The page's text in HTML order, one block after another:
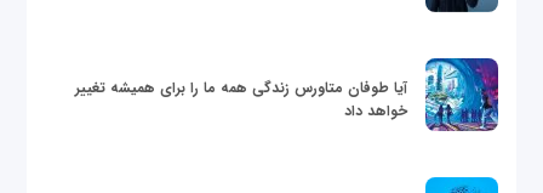
آیا طوفان متاورس زندگی همه ما را برای همیشه تغییر
خواهد داد